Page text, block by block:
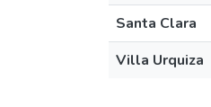
Santa Clara
Villa Urquiza